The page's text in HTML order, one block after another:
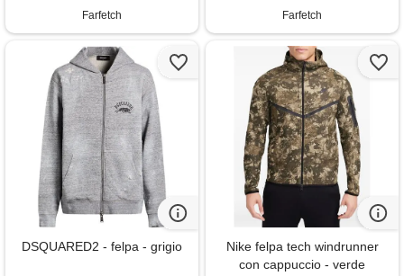
Farfetch
Farfetch
DSQUARED2 - felpa - grigio
Nike felpa tech windrunner
con cappuccio - verde